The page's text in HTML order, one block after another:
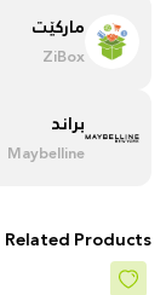
مارکێت
ZiBox
براند
Maybelline
Related Products